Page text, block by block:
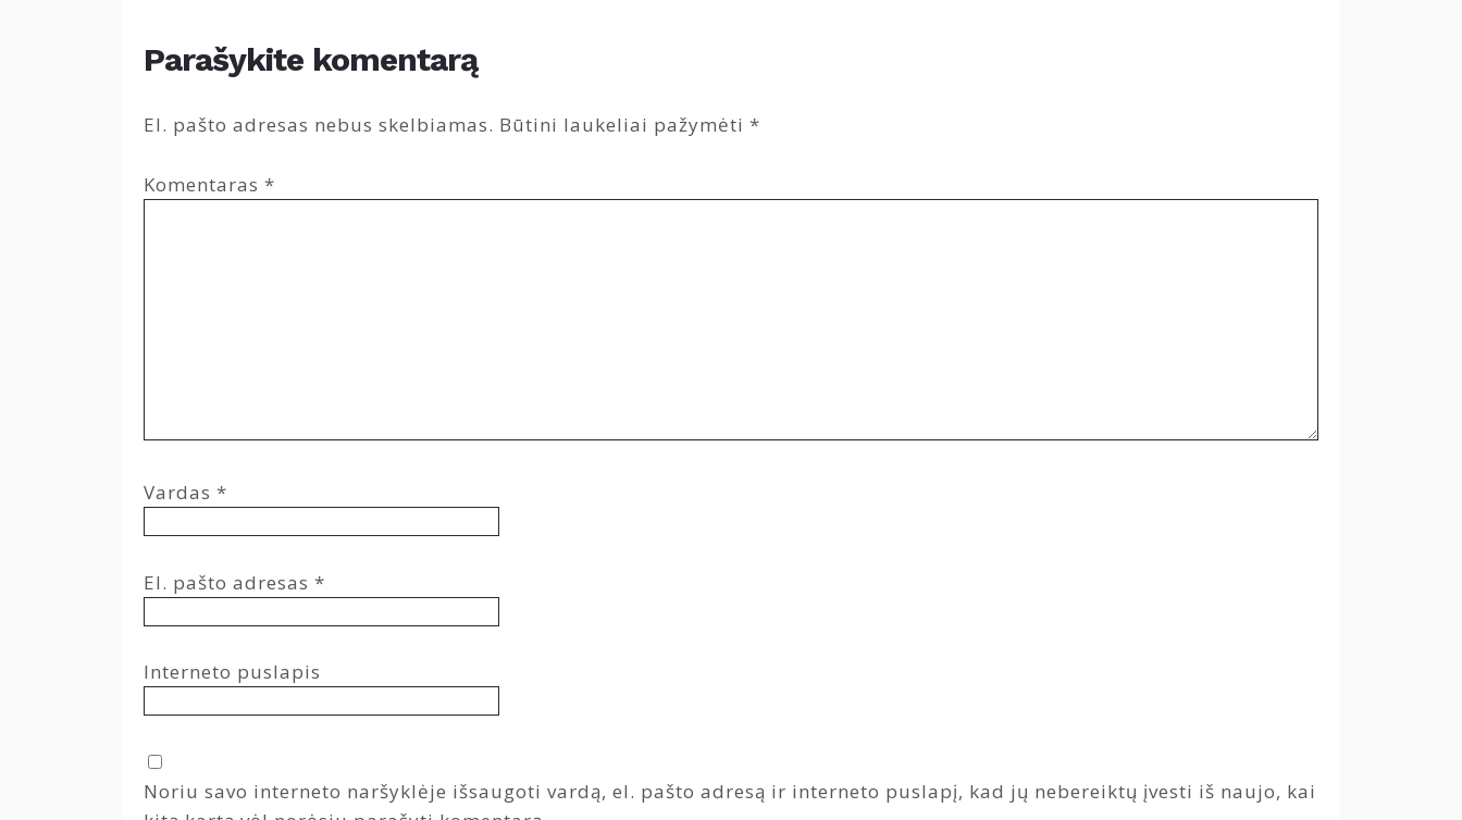
Parašykite komentarą
El. pašto adresas nebus skelbiamas. Būtini laukeliai pažymėti *
Komentaras *
Vardas *
El. pašto adresas *
Interneto puslapis
Noriu savo interneto naršyklėje išsaugoti vardą, el. pašto adresą ir interneto puslapį, kad jų nebereiktų įvesti iš naujo, kai